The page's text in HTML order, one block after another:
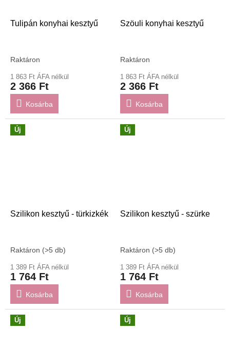
Tulipán konyhai kesztyű
Raktáron
1 863 Ft ÁFA nélkül
2 366 Ft
Kosárba
Szöuli konyhai kesztyű
Raktáron
1 863 Ft ÁFA nélkül
2 366 Ft
Kosárba
Új
Szilikon kesztyű - türkizkék
Raktáron (>5 db)
1 389 Ft ÁFA nélkül
1 764 Ft
Kosárba
Új
Szilikon kesztyű - szürke
Raktáron (>5 db)
1 389 Ft ÁFA nélkül
1 764 Ft
Kosárba
Új Új